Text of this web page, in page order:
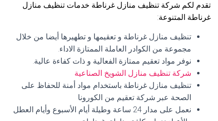
تقدم لكم شركة تنظيف منازل غرناطة خدمات تنظيف منازل
غرناطة المتنوعة:
تنظيف منازل غرناطة و تعقيمها و تطهيرها أيضا من خلال
مجموعة من الكوادر العاملة الممتازة الاداء.
نوفر مواد تعقيم ممتازة الفعالية و ذات كفاءة عالية.
شركة تنظيف منازل الشويخ الصناعية
تنظيف منازل غرناطة باستخدام مواد أمنة للحفاظ على
الصحة عبر شركة تعقيم من الكورونا
نعمل على مدار 24 ساعة وطيلة أيام الأسبوع وأيام العطل